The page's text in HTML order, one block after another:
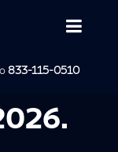
833-115-0510